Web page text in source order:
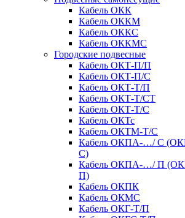
Кабель ОКК
Кабель ОККМ
Кабель ОККС
Кабель ОККМС
Городские подвесные
Кабель ОКТ-П/П
Кабель ОКТ-П/С
Кабель ОКТ-Т/П
Кабель ОКТ-Т/СТ
Кабель ОКТ-Т/С
Кабель ОКТс
Кабель ОКТМ-Т/С
Кабель ОКПА-…/ С
С)
Кабель ОКПА-…/ П
П)
Кабель ОКПК
Кабель ОКМС
Кабель ОКГ-Т/П